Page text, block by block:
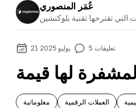
عُمَر المنصوري
تقترحها تقنية بلوكتشين
21 يوليو 2025 5 تعليقات
معلوماتية العملات الرقمية